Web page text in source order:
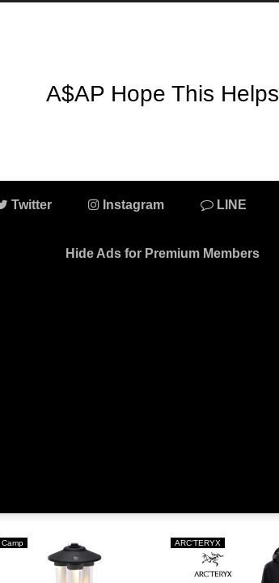
A$AP Hope This Helps
Twitter Instagram LINE
Hide Ads for Premium Members
ARC'TERYX Fashion